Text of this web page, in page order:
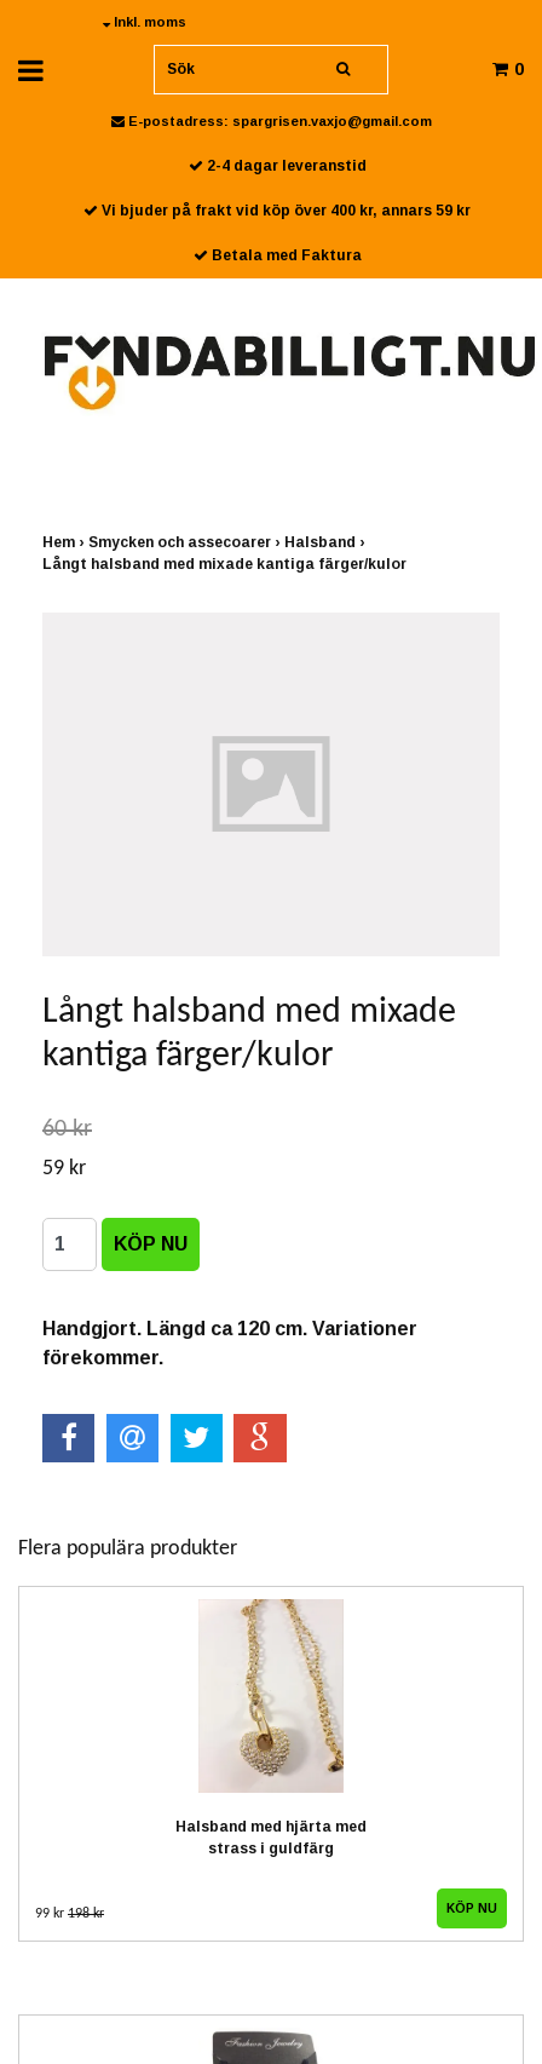
Inkl. moms
0
E-postadress: spargrisen.vaxjo@gmail.com
2-4 dagar leveranstid
Vi bjuder på frakt vid köp över 400 kr, annars 59 kr
Betala med Faktura
Hem › Smycken och assecoarer › Halsband ›
Långt halsband med mixade kantiga färger/kulor
Långt halsband med mixade
kantiga färger/kulor
60 kr
59 kr
Handgjort. Längd ca 120 cm. Variationer
förekommer.
Flera populära produkter
Halsband med hjärta med
strass i guldfärg
99 kr 198 kr